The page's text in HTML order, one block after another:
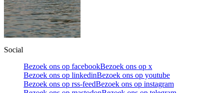
Social
Bezoek ons op facebookBezoek ons op x
Bezoek ons op linkedinBezoek ons op youtube
Bezoek ons op rss-feedBezoek ons op instagram